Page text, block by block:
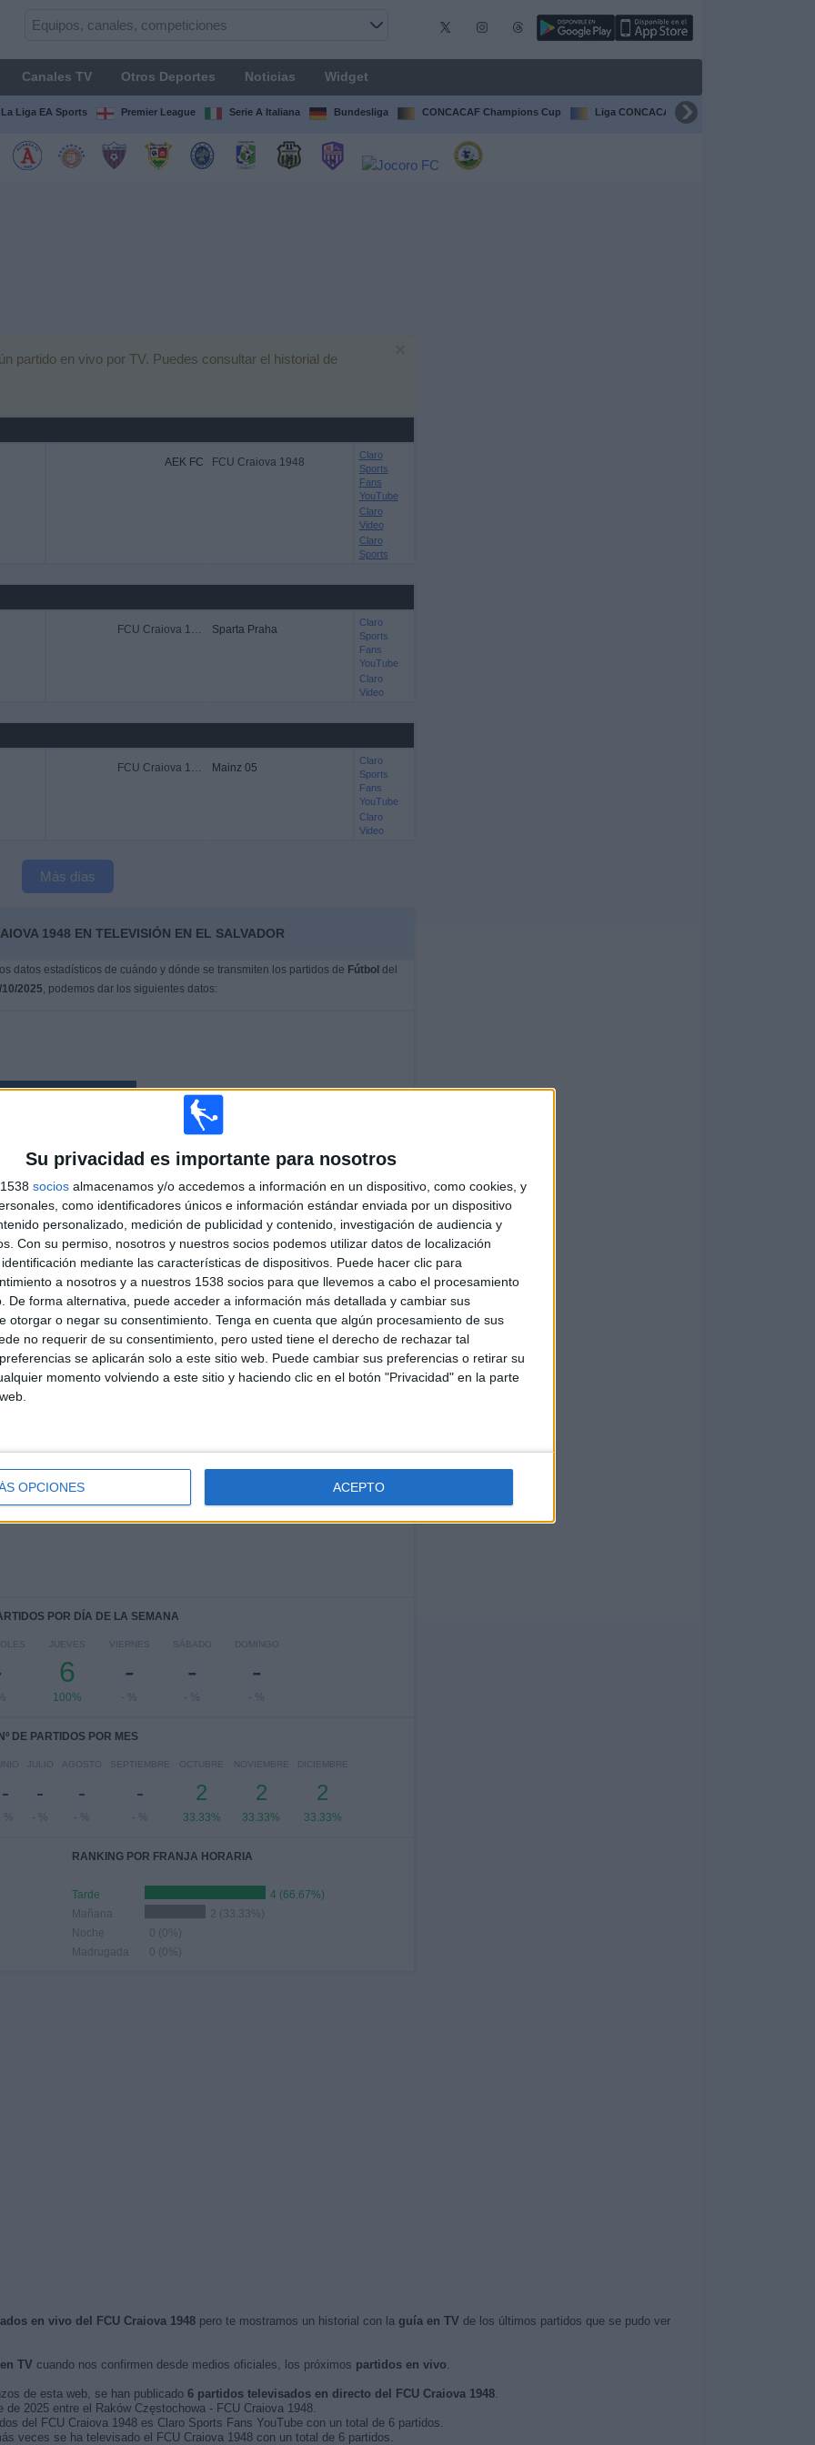
Su privacidad es importante para nosotros
socios almacenamos y/o accedemos a información en un dispositivo, como cookies, y
como identificadores únicos e información estándar enviada por un dispositivo
personalizado, medición de publicidad y contenido, investigación de audiencia y
Con su permiso, nosotros y nuestros socios podemos utilizar datos de localización
mediante las características de dispositivos. Puede hacer clic para
a nosotros y a nuestros 1538 socios para que llevemos a cabo el procesamiento
De forma alternativa, puede acceder a información más detallada y cambiar sus
otorgar o negar su consentimiento. Tenga en cuenta que algún procesamiento de sus
no requerir de su consentimiento, pero usted tiene el derecho de rechazar tal
se aplicarán solo a este sitio web. Puede cambiar sus preferencias o retirar su
momento volviendo a este sitio y haciendo clic en el botón "Privacidad" en la parte
OPCIONES ACEPTO
Canales TV Otros Deportes Noticias Widget
La Liga EA Sports Premier League Serie A Italiana Bundesliga CONCACAF Champions Cup Liga CONCACAF
partido en vivo por TV. Puedes consultar el historial de
AEK FC FCU Craiova 1948
Claro
Sports
Fans
YouTube
Claro
Video
Claro
Sports
FCU Craiova 1948 Sparta Praha
Claro
Sports
Fans
YouTube
Claro
Video
FCU Craiova 1948 Mainz 05
Claro
Sports
Fans
YouTube
Claro
Video
Más días
1948 EN TELEVISIÓN EN EL SALVADOR
datos estadísticos de cuándo y dónde se transmiten los partidos de Fútbol del
10/2025, podemos dar los siguientes datos:
3
CANALES TV
DÍAS
308
SIN PARTIDO
GRATUÍTO
6
CONSECUTIVOS
DE PAGO
TOTAL
6
RIVALES
MÁXIMO
1
VS Raków
TOTAL
1
COMPETICIONES
Ver ranking completo
POR DÍA DE LA SEMANA
JUEVES
6
100%
VIERNES
-
- %
SÁBADO
-
- %
DOMINGO
-
- %
Nº DE PARTIDOS POR MES
-
%
JULIO
-
- %
AGOSTO
-
- %
SEPTIEMBRE
-
- %
OCTUBRE
2
33.33%
NOVIEMBRE
2
33.33%
DICIEMBRE
2
33.33%
RANKING POR FRANJA HORARIA
Tarde
4 (66.67%)
Mañana
2 (33.33%)
Noche
0 (0%)
Madrugada
0 (0%)
en vivo del FCU Craiova 1948pero te mostramos un historial con la guía en TV de los últimos partidos que se pudo ver
TV cuando nos confirmen desde medios oficiales, los próximos partidos en vivo.
de esta web, se han publicado 6 partidos televisados en directo del FCU Craiova 1948.
2025 entre el Raków Częstochowa - FCU Craiova 1948.
del FCU Craiova 1948 es Claro Sports Fans YouTube con un total de 6 partidos.
veces se ha televisado el FCU Craiova 1948 con un total de 6 partidos.